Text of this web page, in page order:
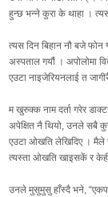
हुन्छ भन्ने कुरा के थाहा ।
त्यस दिन बिहान नौ बजे फोन
अस्पताल गयौं । अपोलोमा
एउटा नाइजेरियनलाई त
म खुरुक्क नाम दर्ता गरेर
अपेक्षित नै थियो, उनले सबै
एउटा ओखति लेखिदिए । मैले
त्यस्ता ओखति खाइसकें र
उनले मुसुमुसु हाँस्दै भने,